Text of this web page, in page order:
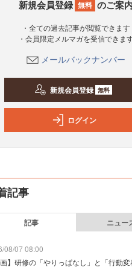
新規会員登録 無料 のご案内
・全ての過去記事が閲覧できます
・会員限定メルマガを受信できま
メールバックナンバー
新規会員登録 無料
ログイン
記事
記事 ニュー
08/07 08:00
画】研修の「やりっぱなし」と「行動